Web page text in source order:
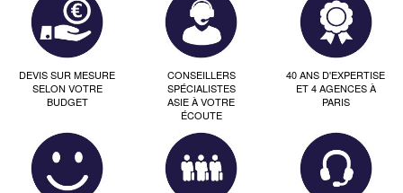
DEVIS SUR MESURE
SELON VOTRE
BUDGET
CONSEILLERS
SPÉCIALISTES
ASIE À VOTRE
ÉCOUTE
40 ANS D'EXPERTISE
ET 4 AGENCES À
PARIS